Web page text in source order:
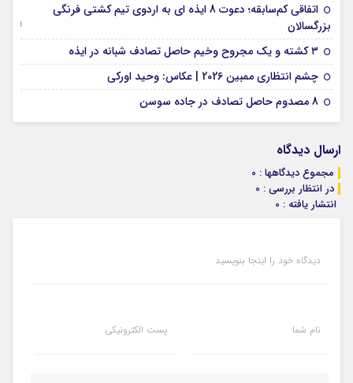
اتفاقی کم‌سابقه؛ دعوت 8 ایذه ای به اردوی تیم کشتی فرنگی
بزرگسالان
09 جولای 2026
۳ کشته و یک مجروح وخیم حاصل تصادف شبانه در ایذه
چشم انتظاری ممبین 2026 | عکاس: وحید اورکی
8 مصدوم حاصل تصادف در جاده سوسن
ارسال دیدگاه
مجموع دیدگاهها : 0
در انتظار بررسی : 0
انتشار یافته : 0
دیدگاه خود را اینجا بنویسید
نام شما پست الکترونیکی